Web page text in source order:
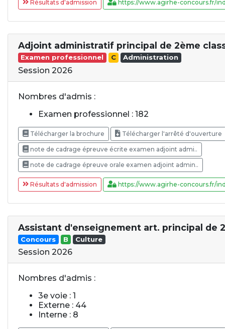
Résultats d'admission https://www.agirhe-concours.fr/
Adjoint administratif principal de 2ème
Examen professionnel C Administration
Session 2026
Nombres d'admis :
Examen professionnel : 182
Télécharger la brochure Télécharger l'arrêté d'ouverture
note de cadrage épreuve écrite examen adjoint admi..
note de cadrage épreuve orale examen adjoint admin..
Résultats d'admission https://www.agirhe-concours.fr/
Assistant d'enseignement art. principal de
Concours B Culture
Session 2026
Nombres d'admis :
3e voie : 1
Externe : 44
Interne : 8